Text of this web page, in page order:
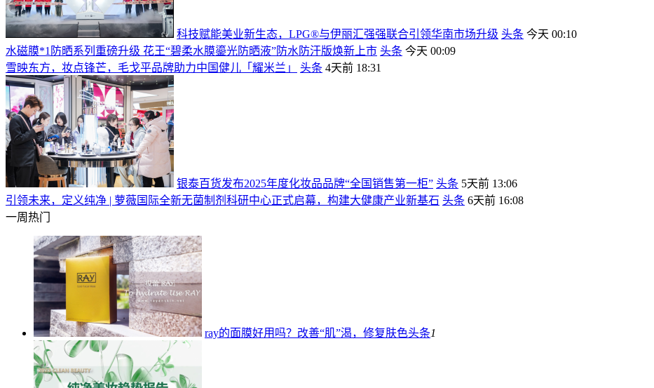
科技赋能美业新生态，LPG®与伊丽汇强强联合引领华南市场升级 头条 今天 00:10
水磁膜*1防晒系列重磅升级 花王“碧柔水膜鎏光防晒液”防水防汗版焕新上市 头条 今天 00:09
雪映东方，妆点锋芒，毛戈平品牌助力中国健儿「耀米兰」
头条 4天前 18:31
银泰百货发布2025年度化妆品品牌“全国销售第一柜” 头条 5天前 13:06
引领未来，定义纯净 | 萝薇国际全新无菌制剂科研中心正式启幕，构建大健康产业新基石 头条 6天前 16:08
一周热门
ray的面膜好用吗？改善“肌”渴，修复肤色头条1